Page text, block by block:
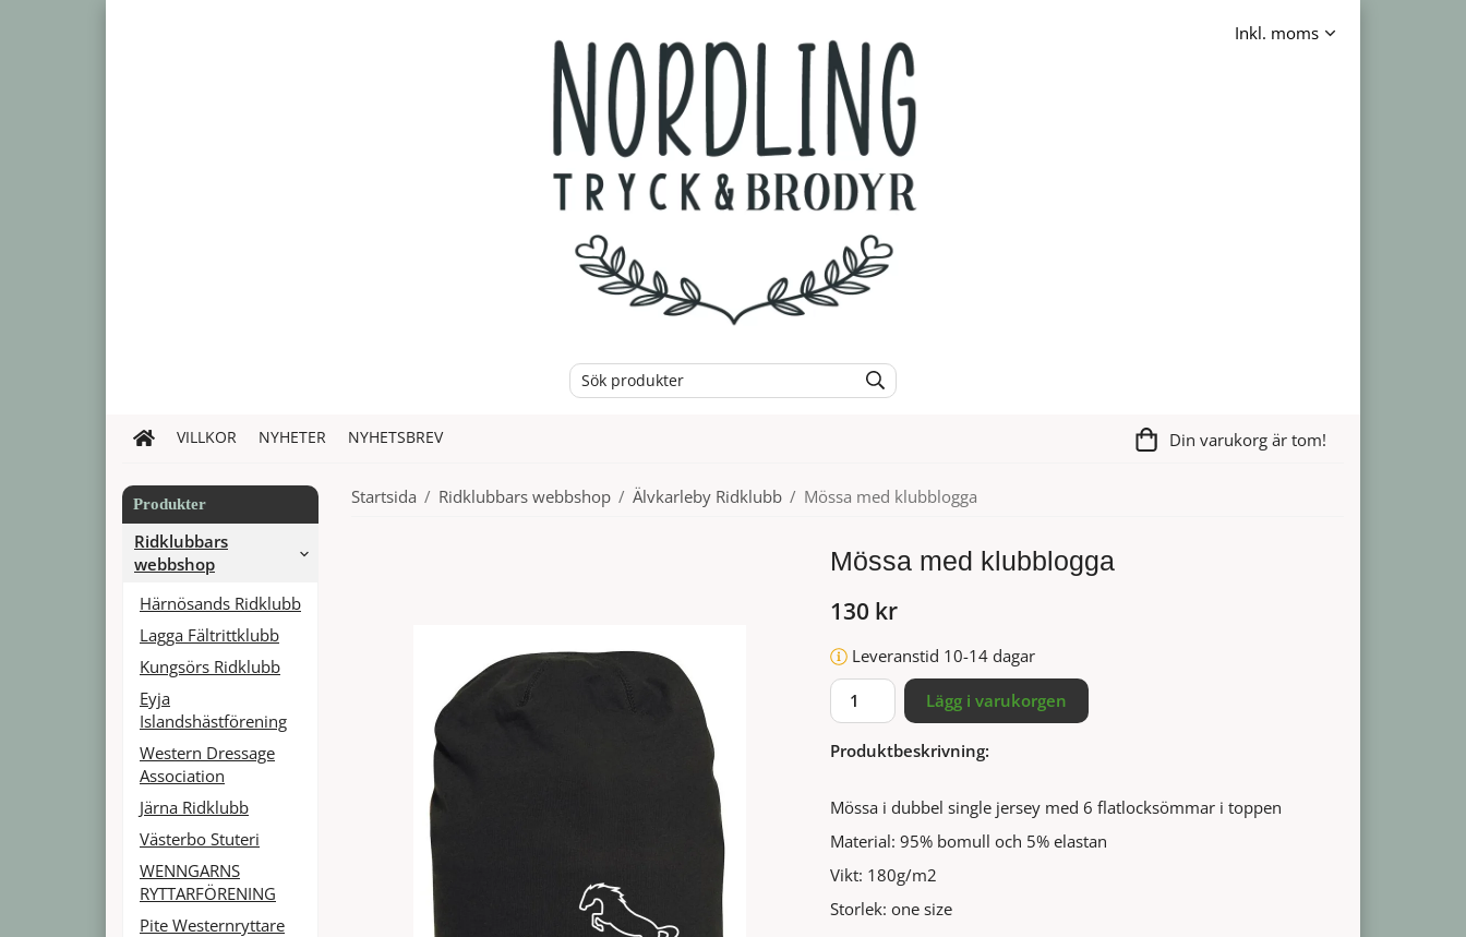
VILLKOR NYHETER NYHETSBREV Din varukorg är tom!
Produkter
Ridklubbars
webbshop
Härnösands Ridklubb
Lagga Fältrittklubb
Kungsörs Ridklubb
Eyja
Islandshästförening
Western Dressage
Association
Järna Ridklubb
Västerbo Stuteri
WENNGARNS
RYTTARFÖRENING
Pite Westernryttare
Startsida / Ridklubbars webbshop / Älvkarleby Ridklubb / Mössa med klubblogga
Mössa med klubblogga
130 kr
Leveranstid 10-14 dagar
Lägg i varukorgen
Produktbeskrivning:
Mössa i dubbel single jersey med 6 flatlocksömmar i toppen
Material: 95% bomull och 5% elastan
Vikt: 180g/m2
Storlek: one size